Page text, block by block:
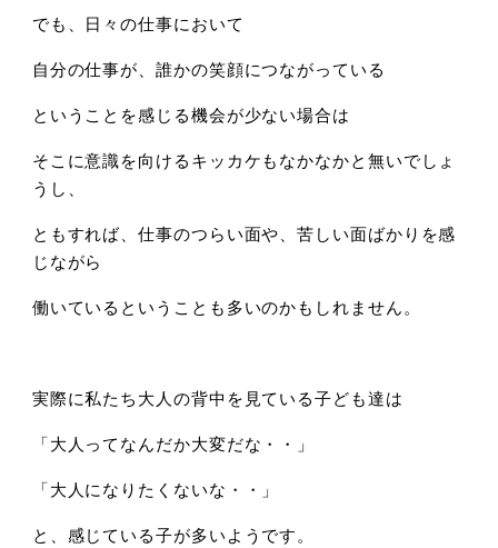
でも、日々の仕事において
自分の仕事が、誰かの笑顔につながっている
ということを感じる機会が少ない場合は
そこに意識を向けるキッカケもなかなかと無いでしょ
うし、
ともすれば、仕事のつらい面や、苦しい面ばかりを感
じながら
働いているということも多いのかもしれません。
実際に私たち大人の背中を見ている子ども達は
「大人ってなんだか大変だな・・」
「大人になりたくないな・・」
と、感じている子が多いようです。